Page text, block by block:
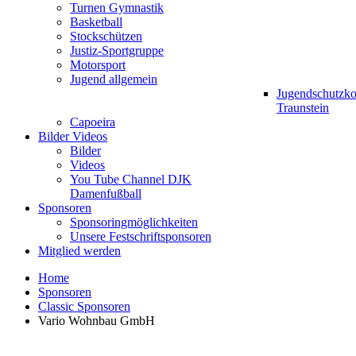
Turnen Gymnastik
Basketball
Stockschützen
Justiz-Sportgruppe
Motorsport
Jugend allgemein
Traunstein
Capoeira
Bilder Videos
Bilder
Videos
You Tube Channel DJK
Damenfußball
Sponsoren
Sponsoringmöglichkeiten
Unsere Festschriftsponsoren
Mitglied werden
Home
Sponsoren
Classic Sponsoren
Vario Wohnbau GmbH